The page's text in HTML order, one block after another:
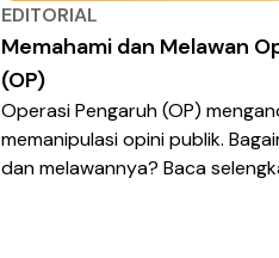
EDITORIAL
Memahami dan Melawan
(OP)
Operasi Pengaruh (OP)
memanipulasi opini publik.
dan melawannya? Baca